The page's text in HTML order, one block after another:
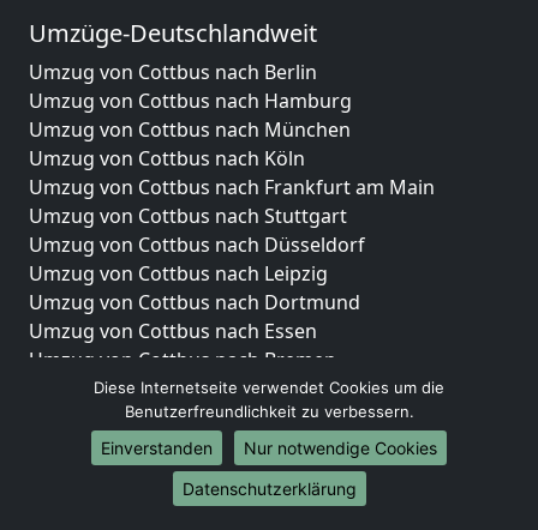
Umzüge-Deutschlandweit
Umzug von Cottbus nach Berlin
Umzug von Cottbus nach Hamburg
Umzug von Cottbus nach München
Umzug von Cottbus nach Köln
Umzug von Cottbus nach Frankfurt am Main
Umzug von Cottbus nach Stuttgart
Umzug von Cottbus nach Düsseldorf
Umzug von Cottbus nach Leipzig
Umzug von Cottbus nach Dortmund
Umzug von Cottbus nach Essen
Umzug von Cottbus nach Bremen
Umzug von Cottbus nach Dresden
Umzug von Cottbus nach Hannover
Umzug von Cottbus nach Nürnberg
Umzug von Cottbus nach Duisburg
Umzug von Cottbus nach Bochum
Diese Internetseite verwendet Cookies um die
Benutzerfreundlichkeit zu verbessern.
Einverstanden
Nur notwendige Cookies
Datenschutzerklärung